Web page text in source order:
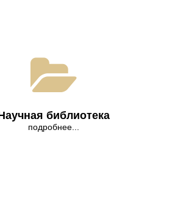
библиотека
подробнее...